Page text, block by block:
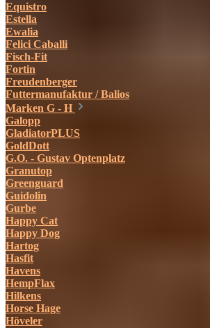
Equistro
Estella
Ewalia
Felici Caballi
Fisch-Fit
Fortin
Freudenberger
Futtermanufaktur / Balios
Marken G - H
Galopp
GladiatorPLUS
GoldDott
G.O. - Gustav Optenplatz
Granutop
Greenguard
Guidolin
Gurbe
Happy Cat
Happy Dog
Hartog
Hasfit
Havens
HempFlax
Hilkens
Horse Hage
Höveler